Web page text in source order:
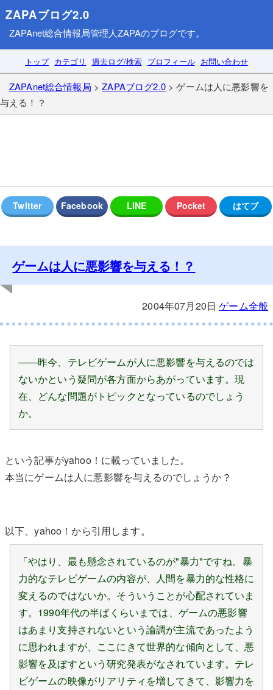
ZAPAブログ2.0
ZAPAnet総合情報局管理人ZAPAのブログです。
トップ カテゴリ 過去ログ/検索 プロフィール お問い合わせ
ZAPAnet総合情報局 >ZAPAブログ2.0> ゲームは人に悪影響を
与える！？
ゲームは人に悪影響を与える！？
2004年07月20日ゲーム全般
――昨今、テレビゲームが人に悪影響を与えるのでは
ないかという疑問が各方面からあがっています。現
在、どんな問題がトピックとなっているのでしょう
か。
という記事がyahoo！に載っていました。
本当にゲームは人に悪影響を与えるのでしょうか？
以下、yahoo！から引用します。
「やはり、最も懸念されているのが"暴力"ですね。暴
力的なテレビゲームの内容が、人間を暴力的な性格に
変えるのではないか。そういうことが心配されていま
す。1990年代の半ばくらいまでは、ゲームの悪影響
はあまり支持されないという論調が主流であったよう
に思われますが、ここにきて世界的な傾向として、悪
影響を及ぼすという研究発表がなされています。テレ
ビゲームの映像がリアリティを増してきて、影響力を